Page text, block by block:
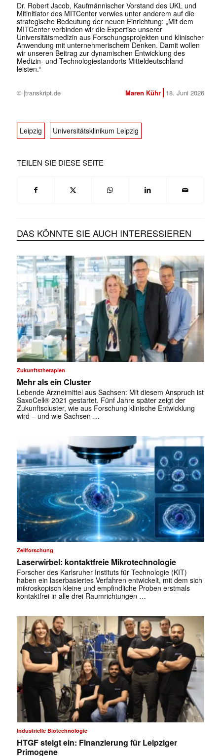
Dr. Robert Jacob, Kaufmännischer Vorstand des UKL und
Mitinitiator des MITCenter verwies unter anderem auf die
strategische Bedeutung der neuen Einrichtung: „Mit dem
MITCenter verbinden wir die Expertise unserer
Universitätsmedizin aus Forschungsprojekten und klinischer
Anwendung mit unternehmerischem Denken. Damit wollen
wir unseren Beitrag zur dynamischen Entwicklung des
Medizin- und Technologiestandorts Mitteldeutschland
leisten.“
© |transkript.de Maren Kühr 18. Juni 2026
Leipzig Universitätsklinikum Leipzig
TEILEN SIE DIESE SEITE
DAS KÖNNTE SIE AUCH INTERESSIEREN
Zukunftstherapien
Mehr als ein Cluster
Lebende Arzneimittel aus Sachsen: Mit ­diesem Anspruch ist
SaxoCell® 2021 gestartet. Fünf Jahre später zeigt der
Zukunftscluster, wie aus Forschung klinische Entwicklung
wird – und wie Sachsen …
Zellforschung
Laserwirbel: kontaktfreie Mikrotechnologie
Forscher des Karlsruher Instituts für Technologie (KIT)
haben ein laserbasiertes Verfahren entwickelt, mit dem sich
mikroskopisch kleine und empfindliche Proben erstmals
kontaktfrei in alle drei Raumrichtungen …
Industrielle Biotechnologie
HTGF steigt ein: Finanzierung für Leipziger
Primogene